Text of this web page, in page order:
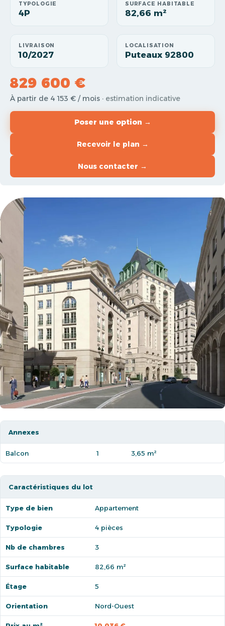
TYPOLOGIE
4P
SURFACE HABITABLE
82,66 m²
LIVRAISON
10/2027
LOCALISATION
Puteaux 92800
829 600 €
À partir de 4 153 € / mois · estimation indicative
Poser une option →
Recevoir le plan →
Nous contacter →
Annexes
Balcon 1 3,65 m²
Caractéristiques du lot
Type de bien Appartement
Typologie 4 pièces
Nb de chambres 3
Surface habitable 82,66 m²
Étage 5
Orientation Nord-Ouest